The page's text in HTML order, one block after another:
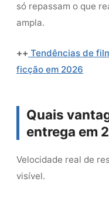
só repassam o que
ampla.
++ Tendências de
ficção em 2026
Quais
entrega em
Velocidade real de
visível.